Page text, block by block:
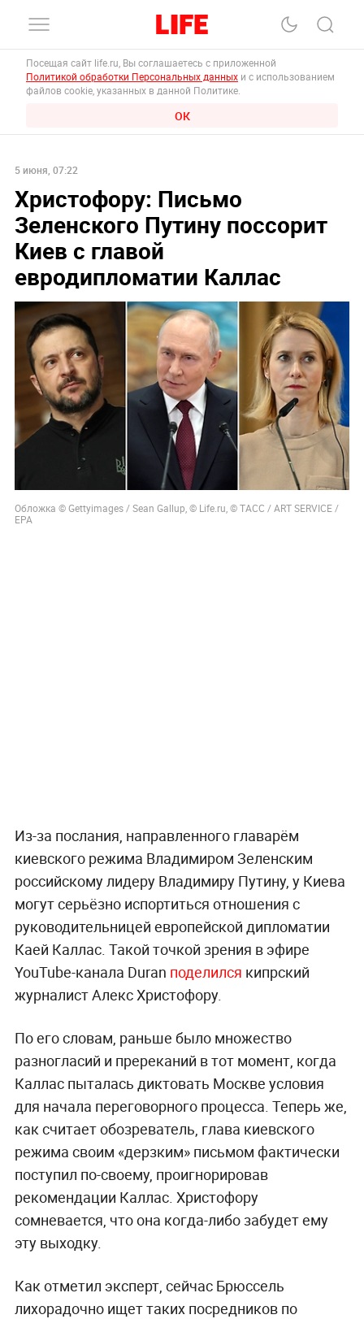
Посещая сайт life.ru, Вы соглашаетесь с приложенной
Политикой обработки Персональных данных и с использованием
файлов cookie, указанных в данной Политике.
ОК
5 июня, 07:22
Христофору: Письмо
Зеленского Путину поссорит
Киев с главой
евродипломатии Каллас
Обложка © Gettyimages / Sean Gallup, © Life.ru, © ТАСС / ART SERVICE /
ЕРА
Из-за послания, направленного главарём
киевского режима Владимиром Зеленским
российскому лидеру Владимиру Путину, у Киева
могут серьёзно испортиться отношения с
руководительницей европейской дипломатии
Каей Каллас. Такой точкой зрения в эфире
YouTube-канала Duran поделился кипрский
журналист Алекс Христофору.
По его словам, раньше было множество
разногласий и пререканий в тот момент, когда
Каллас пыталась диктовать Москве условия
для начала переговорного процесса. Теперь же,
как считает обозреватель, глава киевского
режима своим «дерзким» письмом фактически
поступил по-своему, проигнорировав
рекомендации Каллас. Христофору
сомневается, что она когда-либо забудет ему
эту выходку.
Как отметил эксперт, сейчас Брюссель
лихорадочно ищет таких посредников по